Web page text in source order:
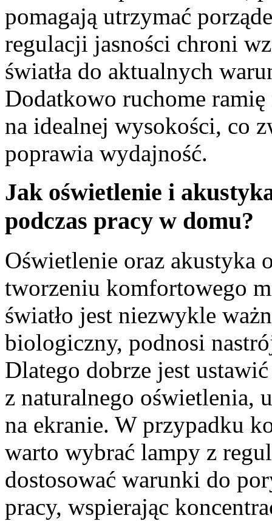
pomagają utrzymać
regulacji jasności chroni
światła do aktualnych
Dodatkowo ruchome
na idealnej wysokości, co
poprawia wydajność.
Jak oświetlenie i
podczas pracy w domu?
Oświetlenie oraz akustyka
tworzeniu komfortowego
światło jest niezwykle
biologiczny, podnosi
Dlatego dobrze jest
z naturalnego oświetlenia,
na ekranie. W przypadku
warto wybrać lampy z
dostosować warunki do
pracy, wspierając